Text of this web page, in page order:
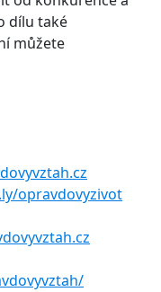
dílu také
můžete
opravdovyzivot